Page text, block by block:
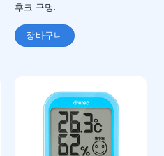
후크 구멍.
장바구니